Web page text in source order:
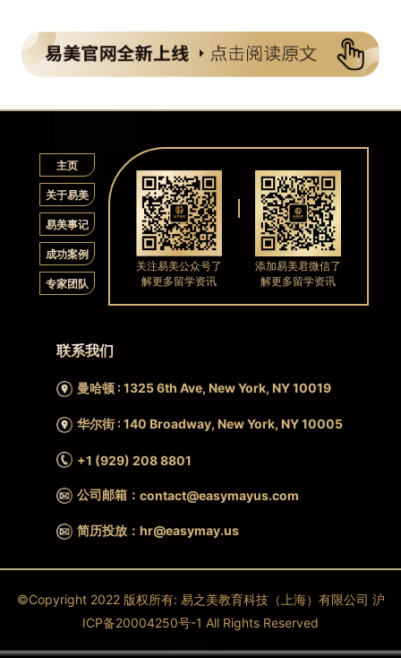
主页
关于易美
易美事记
成功案例
专家团队
联系我们
曼哈顿 : 1325 6th Ave, New York, NY 10019
华尔街 : 140 Broadway, New York, NY 10005
+1 (929) 208 8801
公司邮箱：contact@easymayus.com
简历投放：hr@easymay.us
关注易美公众号了
解更多留学资讯
添加易美君微信了
解更多留学资讯
©Copyright 2022 版权所有: 易之美教育科技（上海）有限公司 沪
ICP备20004250号-1 All Rights Reserved